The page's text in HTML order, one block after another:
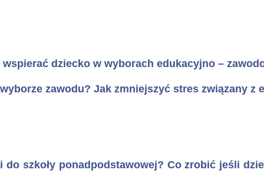
dziecko w wyborach edukacyjno –
zawodu? Jak zmniejszyć stres związany z
szkoły ponadpodstawowej? Co zrobić jeśli